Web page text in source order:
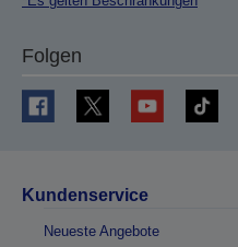
Folgen
Kundenservice
Neueste Angebote